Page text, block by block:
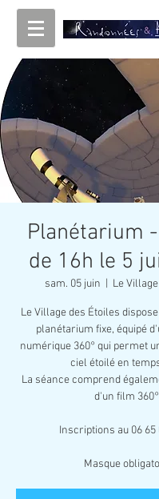
Planétarium
de 16h le 5
sam. 05 juin Le
Le Village des Étoiles
planétarium fixe, équipé
numérique 360° qui permet
ciel étoilé en
La séance comprend
d'un film
Inscriptions au 06 65
Masque